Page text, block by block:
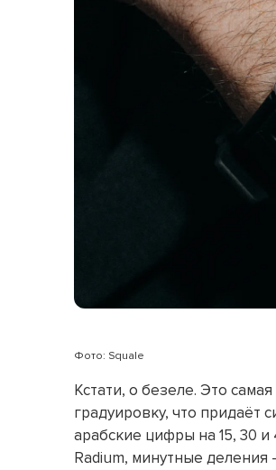
Фото: Squale
Кстати, о безеле. Это
градуировку, что придаёт
арабские цифры на 15, 30
Radium, минутные